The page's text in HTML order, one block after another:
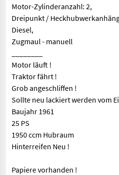
Motor-Zylinderanzahl: 2,
Dreipunkt /
Diesel,
Zugmaul - manuell
Motor läuft !
Traktor fährt !
Grob angeschliffen !
Sollte neu lackiert werden vom
Baujahr 1961
25 PS
1950 ccm Hubraum
Hinterreifen Neu !
Papiere vorhanden !